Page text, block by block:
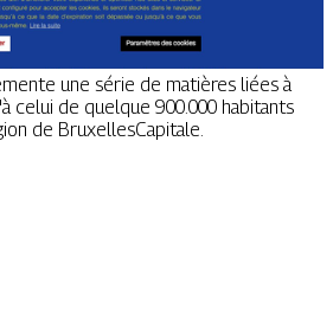
une série de matières liées à
celui de quelque 900.000 habitants
de BruxellesCapitale.